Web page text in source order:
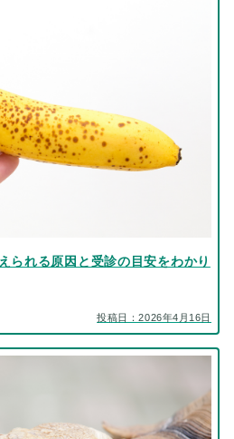
られる原因と受診の目安をわかり
投稿日：2026年4月16日